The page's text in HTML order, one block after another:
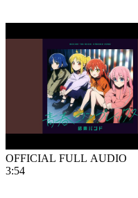
OFFICIAL FULL AUDIO
3:54